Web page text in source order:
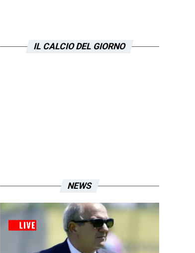
IL CALCIO DEL GIORNO
NEWS